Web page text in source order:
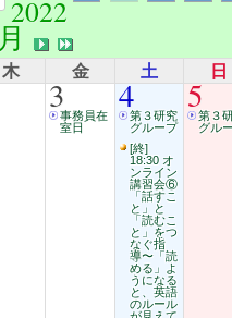
2022
木 金 土 日
3事務員在
室日
4第３研究
グループ
[終]
18:30 オ
ンライン
講習会⑥
「話すこ
と」と
「読むこ
と」をつ
なぐ指
導〜「読
める」よ
うになる
と、英語
のルール
5第３
グル